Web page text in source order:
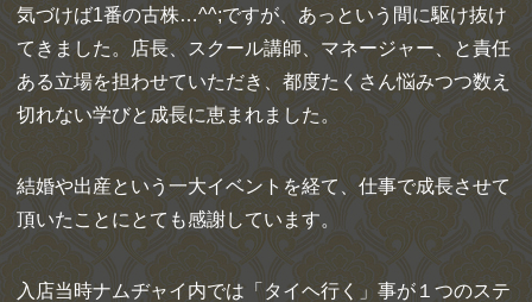
気づけば1番の古株…^^;ですが、あっという間に駆け抜け
てきました。店長、スクール講師、マネージャー、と責任
ある立場を担わせていただき、都度たくさん悩みつつ数え
切れない学びと成長に恵まれました。
結婚や出産という一大イベントを経て、仕事で成長させて
頂いたことにとても感謝しています。
入店当時ナムヂャイ内では「タイヘ行く」事が１つのステ